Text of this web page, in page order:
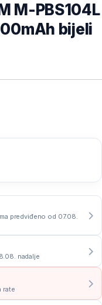
M-PBS104L
bijeli
predviđeno od 07.08.
nadalje
rate